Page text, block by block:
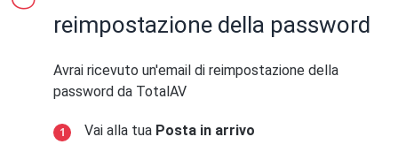
reimpostazione della password
Avrai ricevuto un'email di reimpostazione della
password da TotalAV
Vai alla tua Posta in arrivo